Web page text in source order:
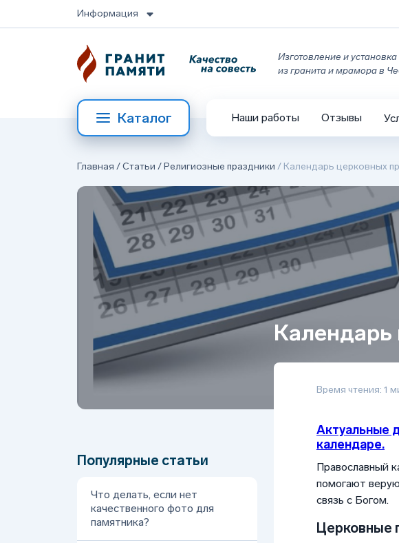
Информация
Изготовление и
из гранита и мрамора в
Каталог Наши работы Отзывы
Главная /Статьи /Религиозные праздники / Календарь церковных
Популярные статьи
Что делать, если нет
качественного фото для
памятника?
Календарь
Время чтения: 1
Актуальные
календаре.
Православный
помогают
связь с Богом.
Церковные